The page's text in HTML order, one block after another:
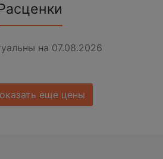
на 07.08.2026
еще цены